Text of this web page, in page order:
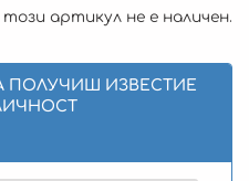
артикул не е наличен.
ПОЛУЧИШ ИЗВЕСТИЕ